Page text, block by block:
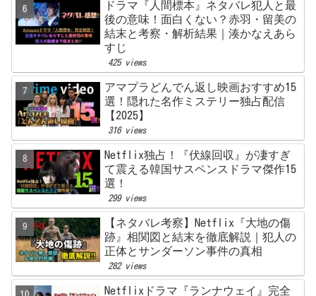
ドラマ『人間標本』ネタバレ犯人と最
後の意味！面白くない？赤羽・留美の
結末と考察・解析結果｜湊かなえあら
すじ
425 views
アマプラどんでん返し映画おすすめ15
選！隠れた名作ミステリー独占配信
【2025】
316 views
Netflix独占！『伏線回収』が凄すぎ
て震える韓国サスペンスドラマ傑作15
選！
299 views
【ネタバレ考察】Netflix『大地の傷
跡』相関図と結末を徹底解説｜犯人の
正体とサンダーソン事件の真相
282 views
Netflixドラマ『ランナウェイ』完全